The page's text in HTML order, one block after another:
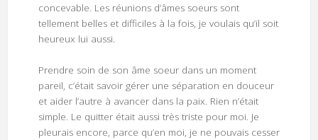
concevable. Les réunions d’âmes soeurs sont
tellement belles et difficiles à la fois, je voulais qu’il soit
heureux lui aussi.
Prendre soin de son âme soeur dans un moment
pareil, c’était savoir gérer une séparation en douceur
et aider l’autre à avancer dans la paix. Rien n’était
simple. Le quitter était aussi très triste pour moi. Je
pleurais encore, parce qu’en moi, je ne pouvais cesser